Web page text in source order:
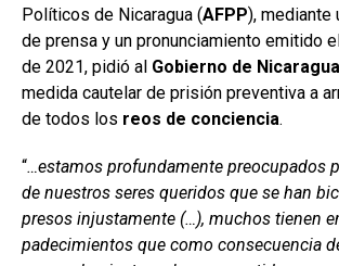
Políticos de Nicaragua (AFPP), mediante
de prensa y un pronunciamiento emitido
de 2021, pidió al Gobierno de Nicaragua
medida cautelar de prisión preventiva a
de todos los reos de conciencia.
“…estamos profundamente preocupados
de nuestros seres queridos que se han
presos injustamente (…), muchos tienen
padecimientos que como consecuencia